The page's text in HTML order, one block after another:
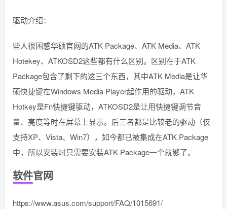
驱动介绍：
些人很困惑华硕官网的ATK Package、ATK Media、ATK
Hotekey、ATKOSD2这些都有什么区别。区别在于ATK
Package包含了剩下的这三个东西，其中ATK Media是让华
硕快捷键在Windows Media Player起作用的驱动，ATK
Hotkey是Fn快捷键驱动，ATKOSD2是让用快捷键调节音
量、亮度等时在屏幕上显示。后三者都是比较老的驱动（仅
支持XP、Vista、Win7），如今都已被集成在ATK Package
中，所以安装时只需要安装ATK Package一个就够了。
软件官网
https://www.asus.com/support/FAQ/1015691/